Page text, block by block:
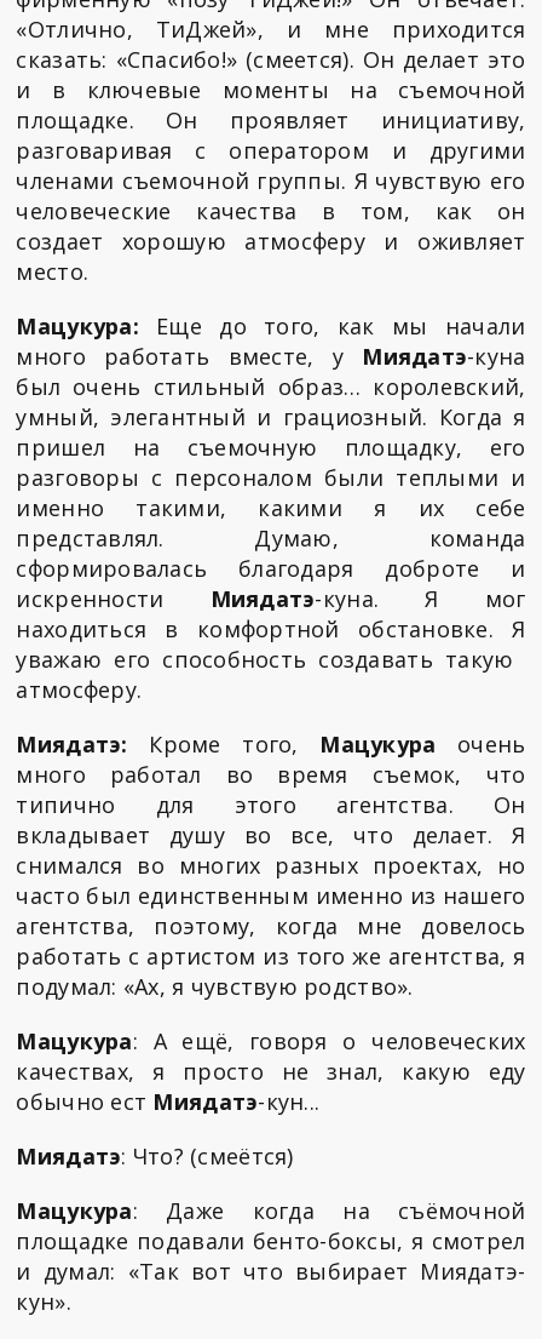
«Отлично, ТиДжей», и мне приходится
сказать: «Спасибо!» (смеется). Он делает это
и в ключевые моменты на съемочной
площадке. Он проявляет инициативу,
разговаривая с оператором и другими
членами съемочной группы. Я чувствую его
человеческие качества в том, как он
создает хорошую атмосферу и оживляет
место.
Мацукура: Еще до того, как мы начали
много работать вместе, у Миядатэ-куна
был очень стильный образ… королевский,
умный, элегантный и грациозный. Когда я
пришел на съемочную площадку, его
разговоры с персоналом были теплыми и
именно такими, какими я их себе
представлял. Думаю, команда
сформировалась благодаря доброте и
искренности
Миядатэ-куна. Я мог
находиться в комфортной обстановке. Я
уважаю его способность создавать такую ​​
атмосферу.
Миядатэ: Кроме того, Мацукура очень
много работал во время съемок, что
типично для этого агентства. Он
вкладывает душу во все, что делает. Я
снимался во многих разных проектах, но
часто был единственным именно из нашего
агентства, поэтому, когда мне довелось
работать с артистом из того же агентства, я
подумал: «Ах, я чувствую родство».
Мацукура: А ещё, говоря о человеческих
качествах, я просто не знал, какую еду
обычно ест Миядатэ-кун...
Миядатэ: Что? (смеётся)
Мацукура: Даже когда на съёмочной
площадке подавали бенто-боксы, я смотрел
и думал: «Так вот что выбирает Миядатэ-
кун».